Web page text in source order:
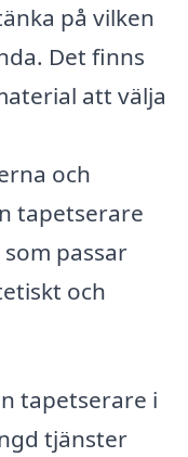
på vilken
Det finns
att välja
och
tapetserare
passar
och
tapetserare i
tjänster